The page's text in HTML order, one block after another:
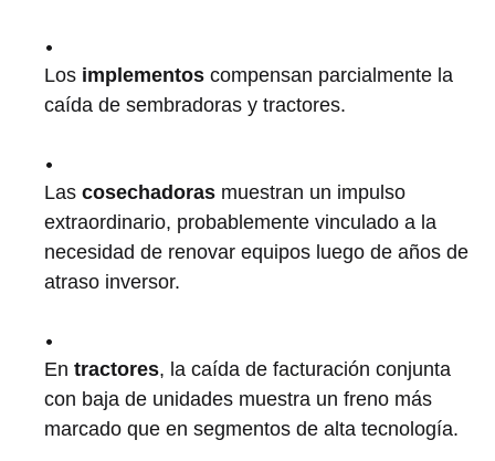
Los implementos compensan parcialmente la
caída de sembradoras y tractores.
Las cosechadoras muestran un impulso
extraordinario, probablemente vinculado a la
necesidad de renovar equipos luego de años de
atraso inversor.
En tractores, la caída de facturación conjunta
con baja de unidades muestra un freno más
marcado que en segmentos de alta tecnología.